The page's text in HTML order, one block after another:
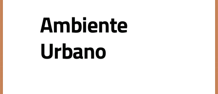
TERRITORIOAmbiente
Urbano